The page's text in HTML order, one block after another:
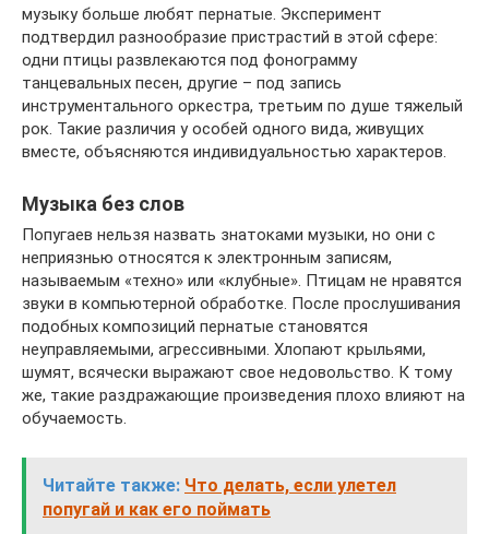
музыку больше любят пернатые. Эксперимент
подтвердил разнообразие пристрастий в этой сфере:
одни птицы развлекаются под фонограмму
танцевальных песен, другие – под запись
инструментального оркестра, третьим по душе тяжелый
рок. Такие различия у особей одного вида, живущих
вместе, объясняются индивидуальностью характеров.
Музыка без слов
Попугаев нельзя назвать знатоками музыки, но они с
неприязнью относятся к электронным записям,
называемым «техно» или «клубные». Птицам не нравятся
звуки в компьютерной обработке. После прослушивания
подобных композиций пернатые становятся
неуправляемыми, агрессивными. Хлопают крыльями,
шумят, всячески выражают свое недовольство. К тому
же, такие раздражающие произведения плохо влияют на
обучаемость.
Читайте также: Что делать, если улетел
попугай и как его поймать